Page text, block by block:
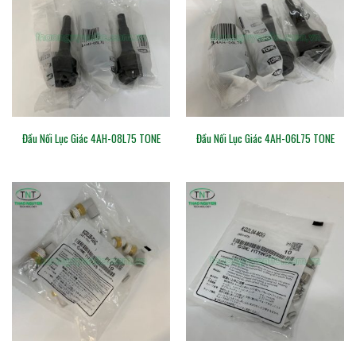
Đầu Nối Lục Giác 4AH-08L75 TONE Đầu Nối Lục Giác 4AH-06L75 TONE